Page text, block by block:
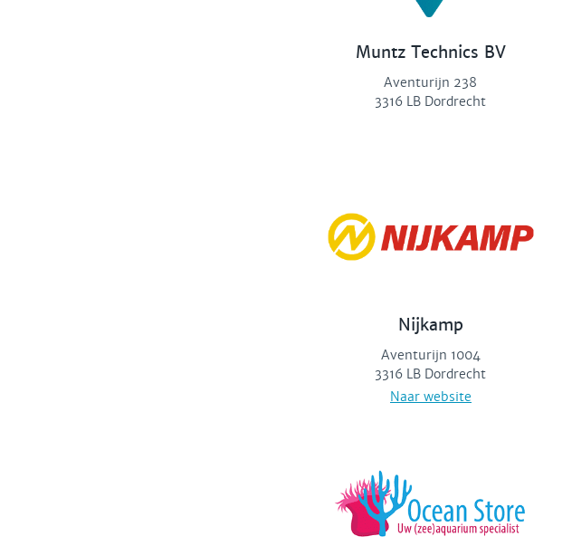
Muntz Technics BV
Aventurijn 238
3316 LB Dordrecht
Nijkamp
Aventurijn 1004
3316 LB Dordrecht
Naar website